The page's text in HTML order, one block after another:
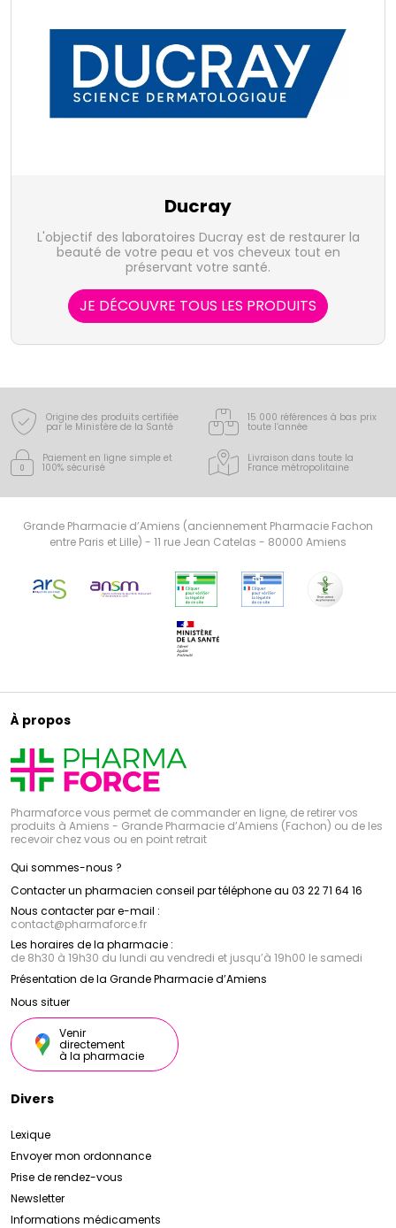
Ducray
L'objectif des laboratoires Ducray est de restaurer la
beauté de votre peau et vos cheveux tout en
préservant votre santé.
JE DÉCOUVRE TOUS LES PRODUITS
Origine des produits certifiée
par le Ministère de la Santé
15 000 références à bas prix
toute l’année
Paiement en ligne simple et
100% sécurisé
Livraison dans toute la
France métropolitaine
Grande Pharmacie d’Amiens (anciennement Pharmacie Fachon
entre Paris et Lille) - 11 rue Jean Catelas - 80000 Amiens
À propos
Pharmaforce vous permet de commander en ligne, de retirer vos
produits à Amiens - Grande Pharmacie d’Amiens (Fachon) ou de les
recevoir chez vous ou en point retrait
Qui sommes-nous ?
Contacter un pharmacien conseil par téléphone au 03 22 71 64 16
Nous contacter par e-mail :
contact@pharmaforce.fr
Les horaires de la pharmacie :
de 8h30 à 19h30 du lundi au vendredi et jusqu’à 19h00 le samedi
Présentation de la Grande Pharmacie d’Amiens
Nous situer
Venir
directement
à la pharmacie
Divers
Lexique
Envoyer mon ordonnance
Prise de rendez-vous
Newsletter
Informations médicaments